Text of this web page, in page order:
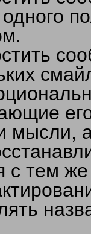
мысли,
с тем